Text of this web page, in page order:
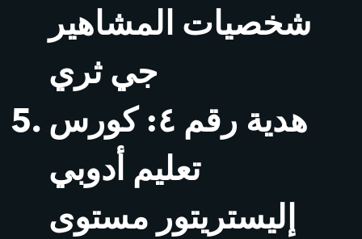
شخصيات المشاهير
جي ثري
هدية رقم ٤: كورس
تعليم أدوبي
إليستريتور مستوى